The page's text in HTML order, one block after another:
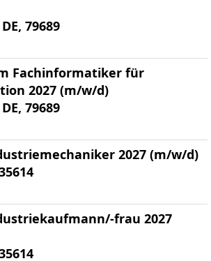
79689
Fachinformatiker für
2027 (m/w/d)
79689
2027 (m/w/d)
frau 2027